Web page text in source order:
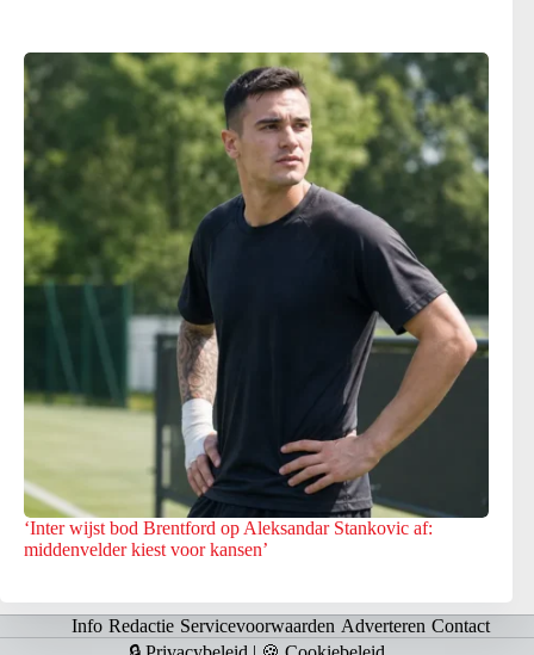
‘Inter wijst bod Brentford op Aleksandar Stankovic af:
middenvelder kiest voor kansen’
Info Redactie Servicevoorwaarden Adverteren Contact